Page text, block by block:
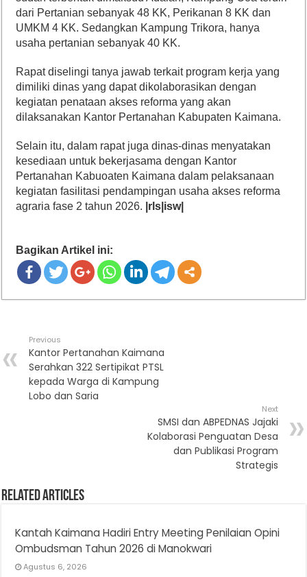
dari Pertanian sebanyak 48 KK, Perikanan 8 KK dan
UMKM 4 KK. Sedangkan Kampung Trikora, hanya
usaha pertanian sebanyak 40 KK.
Rapat diselingi tanya jawab terkait program kerja yang
dimiliki dinas yang dapat dikolaborasikan dengan
kegiatan penataan akses reforma yang akan
dilaksanakan Kantor Pertanahan Kabupaten Kaimana.
Selain itu, dalam rapat juga dinas-dinas menyatakan
kesediaan untuk bekerjasama dengan Kantor
Pertanahan Kabuoaten Kaimana dalam pelaksanaan
kegiatan fasilitasi pendampingan usaha akses reforma
agraria fase 2 tahun 2026. |rls|isw|
Bagikan Artikel ini:
Previous
Kantor Pertanahan Kaimana
Serahkan 322 Sertipikat PTSL
kepada Warga di Kampung
Lobo dan Saria
Next
SMSI dan ABPEDNAS Jajaki
Kolaborasi Penguatan Desa
dan Publikasi Program
Strategis
Related Articles
Kantah Kaimana Hadiri Entry Meeting Penilaian Opini
Ombudsman Tahun 2026 di Manokwari
Agustus 6, 2026